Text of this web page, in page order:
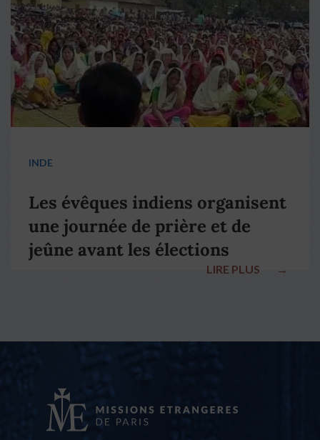
INDE
Les évêques indiens organisent
une journée de prière et de
jeûne avant les élections
LIRE PLUS →